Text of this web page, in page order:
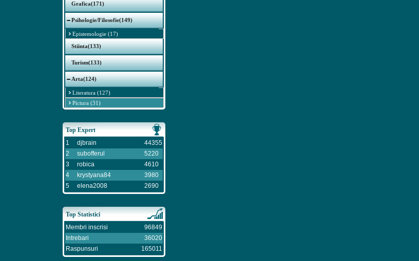
Grafica(171)
Psihologie/Filosofie(149)
Epistemologie (17)
Stiinta(133)
Turism(133)
Arta(124)
Literatura (127)
Pictura (31)
Top Expert
1
djbrain
44355
2
subofferul
5220
3
robica
4610
4
krystyana84
3980
5
elena2008 2690
Top Statistici
Membri inscrisi
96849
Intrebari
36020
Raspunsuri
165011